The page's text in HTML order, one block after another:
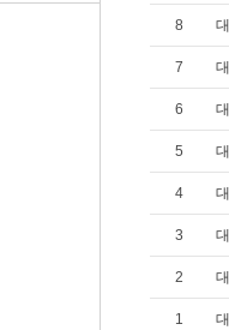
8
7
6
5
4
3
2
1